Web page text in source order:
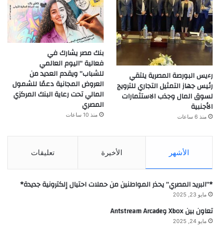
رءيس البورصة المصرية يلتقي
رئيس جهاز التمثيل التجاري للترويج
لسوق المال وجذب الاستثمارات
الأجنبية
منذ 6 ساعات
بنك مصر يشارك في
فعالية “اليوم العالمي
للشباب” ويقدم العديد من
العروض المجانية دعمًا للشمول
المالي تحت رعاية البنك المركزي
المصري
منذ 10 ساعات
الأشهر الأخيرة تعليقات
*”البريد المصري” يحذر المواطنين من حملات احتيال إلكترونية جديدة*
مايو 23, 2025
تعاون بين Xbox وAntstream Arcade
مايو 24, 2025